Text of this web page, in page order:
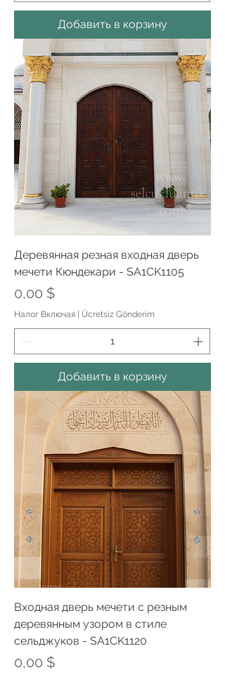
Добавить в корзину
Деревянная резная входная дверь
мечети Кюндекари - SA1CK1105
Цена
0,00 $
Налог Включая | Ücretsiz Gönderim
Добавить в корзину
Входная дверь мечети с резным
деревянным узором в стиле
сельджуков - SA1CK1120
Цена
0,00 $